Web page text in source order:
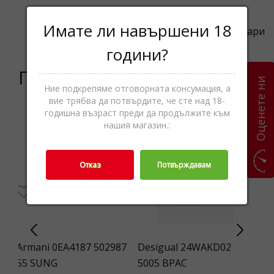
Категории Колиета,Бижутерия,Аксесоари
Подобни продукти
Armani 0EA4187 502987
55 SUNG
Desigual 24WAKD02
5005 BPAC
-30% Оценете ни
Имате ли навършени 18
години?
Ние подкрепяме отговорната консумация, а
вие трябва да потвърдите, че сте над 18-
годишна възраст преди да продължите към
нашия магазин.:
Отказ Потвърждавам